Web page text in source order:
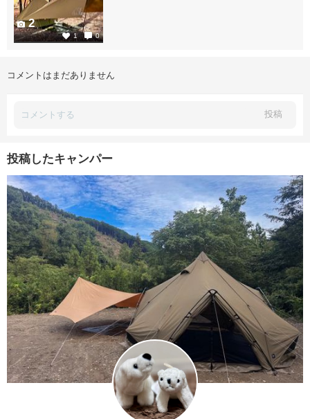
1 0
2
コメントはまだありません
投稿
投稿したキャンパー